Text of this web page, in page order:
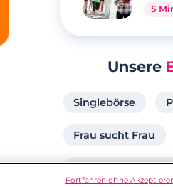
5
Unsere
Singlebörse
Frau sucht Frau
Singlebörse
Fortfahren ohne